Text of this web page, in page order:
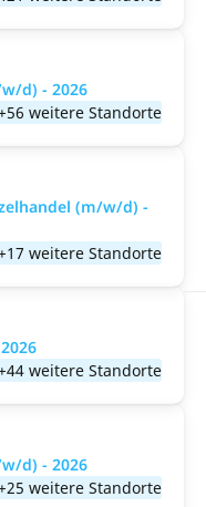
d) - 2026
weitere Standorte
(m/w/d) -
weitere Standorte
weitere Standorte
d) - 2026
weitere Standorte